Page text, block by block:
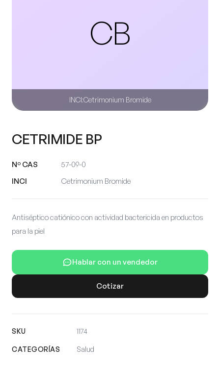
CB
INCI:Cetrimonium Bromide
CETRIMIDE BP
Nº CAS
57-09-0
INCI
Cetrimonium Bromide
Antiséptico catiónico con actividad bactericida en productos
para la piel
Hablar con un vendedor
Cotizar
SKU 1174
CATEGORÍAS Salud